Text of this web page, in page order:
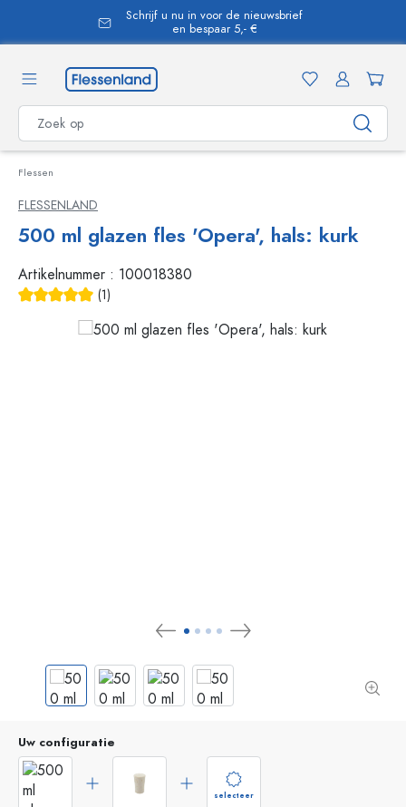
Schrijf u nu in voor de nieuwsbrief
en bespaar 5,- €
Flessen
FLESSENLAND
500 ml glazen fles 'Opera', hals: kurk
Artikelnummer : 100018380
(1)
Uw configuratie
selecteer